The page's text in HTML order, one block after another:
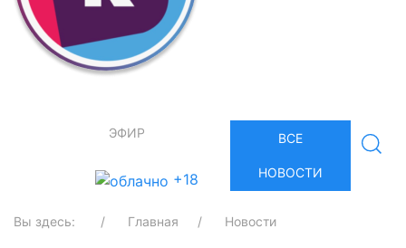
ЭФИР
+18
ВСЕ
НОВОСТИ
Вы здесь: Главная Новости